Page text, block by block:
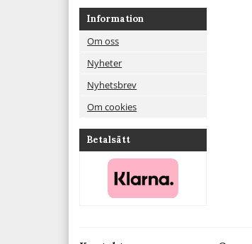
Information
Om oss
Nyheter
Nyhetsbrev
Om cookies
Betalsätt